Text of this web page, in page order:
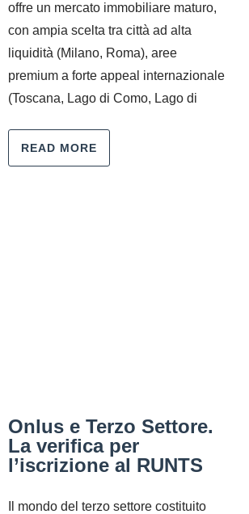
offre un mercato immobiliare maturo,
con ampia scelta tra città ad alta
liquidità (Milano, Roma), aree
premium a forte appeal internazionale
(Toscana, Lago di Como, Lago di
READ MORE
Onlus e Terzo Settore.
La verifica per
l’iscrizione al RUNTS
Il mondo del terzo settore costituito